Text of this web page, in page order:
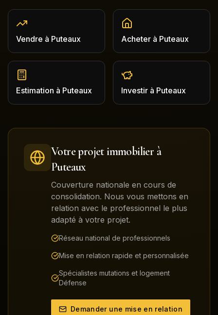
Vendre à Puteaux Acheter à Puteaux
Estimation à Puteaux Investir à Puteaux
Votre projet immobilier à
Puteaux
Couverture nationale en cours de
consolidation. Nous vous mettons en
relation avec le professionnel le plus
adapté à votre projet.
Réseau national de professionnels
Mise en relation rapide et personnalisée
Spécialistes mutations et logement
Défense
Demander une mise en relation